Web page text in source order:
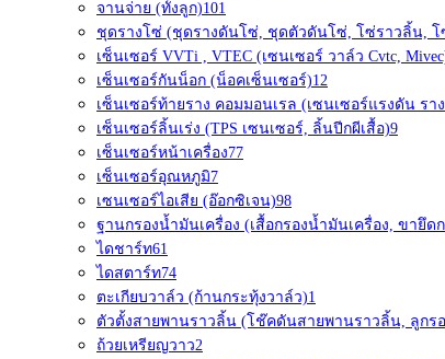
จานจ่าย (ทั้งลูก)101
ชุดรางโซ่ (ชุดรางดันโซ่, ชุดตัวดันโซ่, โซ่ราวลิ้น, โ
เซ็นเซอร์ VVTi , VTEC (เซนเซอร์ วาล์ว Cvtc,
เซ็นเซอร์กันน็อก (น็อคเซ็นเซอร์)12
เซ็นเซอร์ท้ายราง คอมมอนเรล (เซนเซอร์แรงดัน รา
เซ็นเซอร์ลิ้นเร่ง (TPS เซนเซอร์, ลิ้นปีกผีเสื้อ)9
เซ็นเซอร์หน้าเครื่อง77
เซ็นเซอร์อุณหภูมิ7
เซนเซอร์ไอเสีย (อ๊อกซิเจน)98
ฐานกรองน้ำมันเครื่อง (เสื้อกรองน้ำมันเครื่อง, ขายึด
ไดชาร์ท61
ไดสตาร์ท74
ตะเกียบวาล์ว (ก้านกระทุ้งวาล์ว)1
ตัวตั้งสายพานราวลิ้น (โช๊คดันสายพานราวลิ้น, ลูกร
ถ้วยเหรียญวาว2